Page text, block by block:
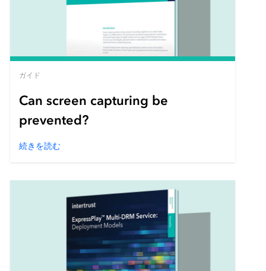
ガイド
Can screen capturing be
prevented?
続きを読む